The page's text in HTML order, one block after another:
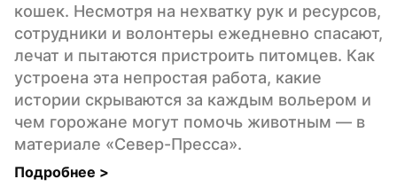
кошек. Несмотря на нехватку рук и ресурсов,
сотрудники и волонтеры ежедневно спасают,
лечат и пытаются пристроить питомцев. Как
устроена эта непростая работа, какие
истории скрываются за каждым вольером и
чем горожане могут помочь животным — в
материале «Север-Пресса».
Подробнее >